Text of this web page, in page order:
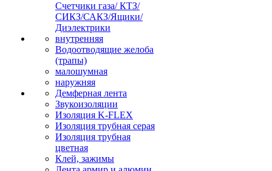
Счетчики газа/ КТЗ/
СИКЗ/САКЗ/Ящики/
Диэлектрики
внутренняя
Водоотводящие желоба
(трапы)
малошумная
наружняя
Демферная лента
Звукоизоляции
Изоляция K-FLEX
Изоляция трубная серая
Изоляция трубная
цветная
Клей, зажимы